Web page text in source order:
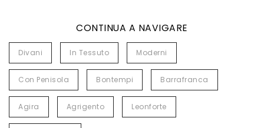
CONTINUA A NAVIGARE
Divani In Tessuto Moderni
Con Penisola Bontempi Barrafranca
Agira Agrigento Leonforte